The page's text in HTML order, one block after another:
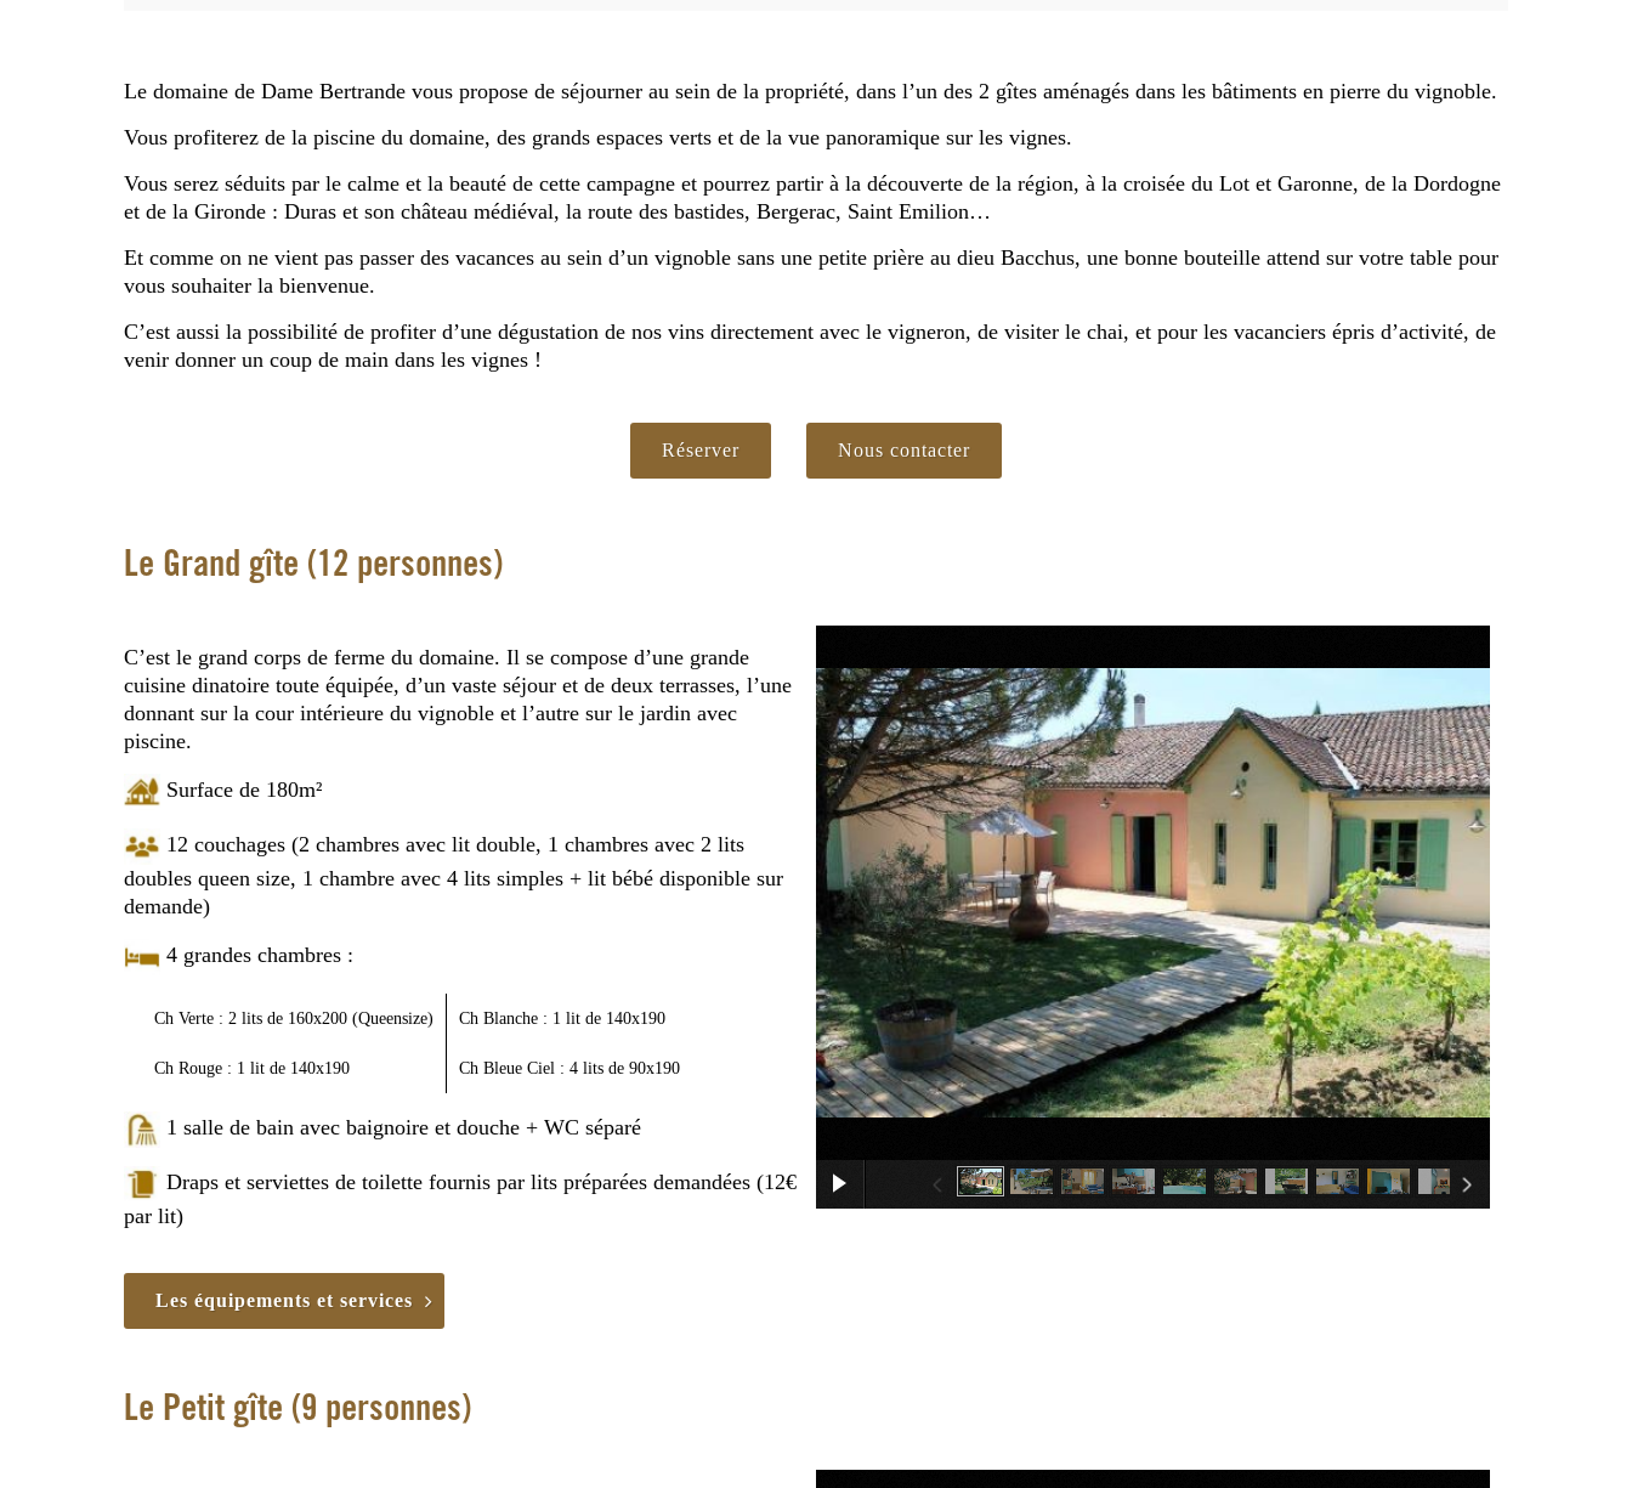
Le domaine de Dame Bertrande vous propose de séjourner au sein de la propriété, dans l’un des 2 gîtes aménagés dans les bâtiments en pierre du vignoble.
Vous profiterez de la piscine du domaine, des grands espaces verts et de la vue panoramique sur les vignes.
Vous serez séduits par le calme et la beauté de cette campagne et pourrez partir à la découverte de la région, à la croisée du Lot et Garonne, de la Dordogne
et de la Gironde : Duras et son château médiéval, la route des bastides, Bergerac, Saint Emilion…
Et comme on ne vient pas passer des vacances au sein d’un vignoble sans une petite prière au dieu Bacchus, une bonne bouteille attend sur votre table pour
vous souhaiter la bienvenue.
C’est aussi la possibilité de profiter d’une dégustation de nos vins directement avec le vigneron, de visiter le chai, et pour les vacanciers épris d’activité, de
venir donner un coup de main dans les vignes !
Réserver Nous contacter
Le Grand gîte (12 personnes)
C’est le grand corps de ferme du domaine. Il se compose d’une grande
cuisine dinatoire toute équipée, d’un vaste séjour et de deux terrasses, l’une
donnant sur la cour intérieure du vignoble et l’autre sur le jardin avec
piscine.
Surface de 180m²
12 couchages (2 chambres avec lit double, 1 chambres avec 2 lits
doubles queen size, 1 chambre avec 4 lits simples + lit bébé disponible sur
demande)
4 grandes chambres :
Ch Verte : 2 lits de 160x200 (Queensize) Ch Blanche : 1 lit de 140x190
Ch Rouge : 1 lit de 140x190 Ch Bleue Ciel : 4 lits de 90x190
1 salle de bain avec baignoire et douche + WC séparé
Draps et serviettes de toilette fournis par lits préparées demandées (12€
par lit)
Les équipements et services
Le Petit gîte (9 personnes)